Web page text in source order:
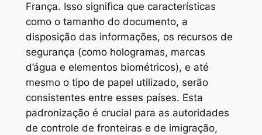
França. Isso significa que características
como o tamanho do documento, a
disposição das informações, os recursos de
segurança (como hologramas, marcas
d’água e elementos biométricos), e até
mesmo o tipo de papel utilizado, serão
consistentes entre esses países. Esta
padronização é crucial para as autoridades
de controle de fronteiras e de imigração,